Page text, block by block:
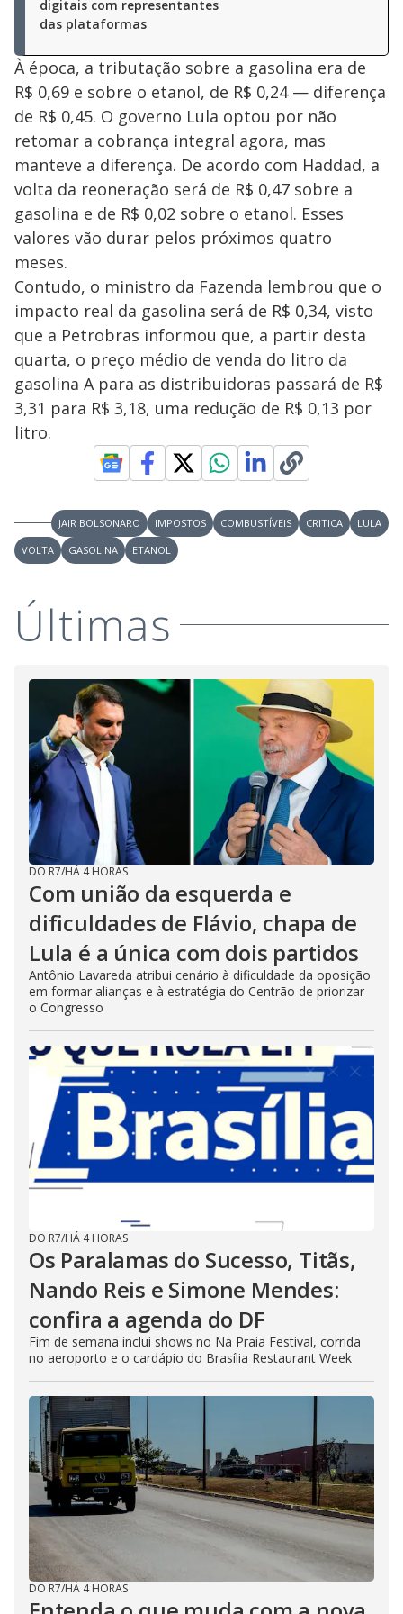
i
d
e
o
digitais com representantes
das plataformas
À época, a tributação sobre a gasolina era de
R$ 0,69 e sobre o etanol, de R$ 0,24 — diferença
de R$ 0,45. O governo Lula optou por não
retomar a cobrança integral agora, mas
manteve a diferença. De acordo com Haddad, a
volta da reoneração será de R$ 0,47 sobre a
gasolina e de R$ 0,02 sobre o etanol. Esses
valores vão durar pelos próximos quatro
meses.
Contudo, o ministro da Fazenda lembrou que o
impacto real da gasolina será de R$ 0,34, visto
que a Petrobras informou que, a partir desta
quarta, o preço médio de venda do litro da
gasolina A para as distribuidoras passará de R$
3,31 para R$ 3,18, uma redução de R$ 0,13 por
litro.
JAIR BOLSONARO IMPOSTOS COMBUSTÍVEIS CRITICA
LULA
VOLTA
GASOLINA ETANOL
Últimas
DO R7/HÁ 4 HORAS
Com união da esquerda e
dificuldades de Flávio, chapa de
Lula é a única com dois partidos
Antônio Lavareda atribui cenário à dificuldade da oposição
em formar alianças e à estratégia do Centrão de priorizar
o Congresso
DO R7/HÁ 4 HORAS
Os Paralamas do Sucesso, Titãs,
Nando Reis e Simone Mendes:
confira a agenda do DF
Fim de semana inclui shows no Na Praia Festival, corrida
no aeroporto e o cardápio do Brasília Restaurant Week
DO R7/HÁ 4 HORAS